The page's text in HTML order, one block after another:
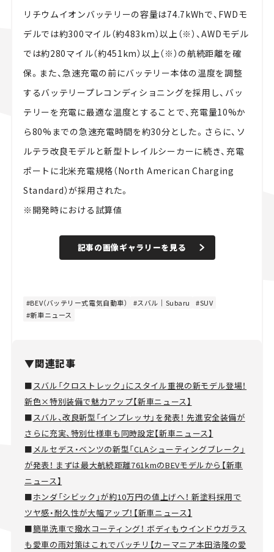
リチウムイオンバッテリーの容量は74.7kWhで、FWDモ
デルでは約300マイル（約483km）以上（※）、AWDモデル
では約280マイル（約451km）以上（※）の航続距離を確
保。また、急速充電の前にバッテリー本体の温度を調整
するバッテリープレコンディショニングを採用し、バッ
テリーを充電に最適な温度とすることで、充電量10%か
ら80%までの急速充電時間を約30分とした。さらに、ソ
ルテラ改良モデルと新型トレイルシーカーに続き、充電
ポートに北米充電規格（North American Charging
Standard）が採用された。
※開発時における試算値
記事の画像ギャラリーを見る
BEV（バッテリー式電気自動車） スバル｜Subaru
SUV
新車ニュース
▼関連記事
■ スバル「クロストレック」にスタイル重視の新モデル登場！
新色×特別装備で魅力アップ【新車ニュース】
■ スバル、改良新型「インプレッサ」を発表！ 先進安全装備が
さらに充実、特別仕様車も同時設定【新車ニュース】
■ メルセデス・ベンツの新型「CLAシューティングブレーク」
が発表！ まずは最大航続距離761kmのBEVモデルから【新車
ニュース】
■ホンダ「シビック」が約10万円の値上げへ！ 新塗料採用で
ツヤ感・耐久性が大幅アップ！【新車ニュース】
■簡単洗車で撥水コーティング！ ボディもウインドウガラス
も愛車の雨対策はこれでバッチリ【カーマニア本田浩隆の愛